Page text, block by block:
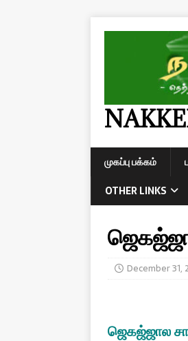
முகப்பு பக்கம்
OTHER LINKS
December 31,
ஜெகஜ்ஜால